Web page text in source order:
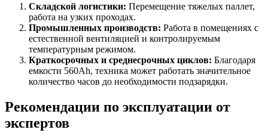
Складской логистики: Перемещение тяжелых паллет,
работа на узких проходах.
Промышленных производств: Работа в помещениях с
естественной вентиляцией и контролируемым
температурным режимом.
Краткосрочных и среднесрочных циклов: Благодаря
емкости 560Ah, техника может работать значительное
количество часов до необходимости подзарядки.
Рекомендации по эксплуатации от
экспертов